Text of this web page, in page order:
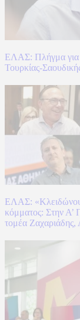
ΕΛΑΣ: Πλήγμα για
Τουρκίας-
ΕΛΑΣ:
κόμματος: Στην Α’
τομέα